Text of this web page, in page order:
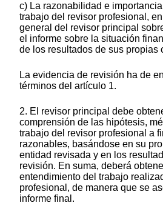
c) La razonabilidad e
trabajo del revisor profesional,
general del revisor principal
el informe sobre la situación
de los resultados de sus propias
La evidencia de revisión ha de
términos del artículo 1.
2. El revisor principal debe
comprensión de las hipótesis,
trabajo del revisor profesional a
razonables, basándose en su
entidad revisada y en los
revisión. En suma, deberá
entendimiento del trabajo
profesional, de manera que se
informe final.